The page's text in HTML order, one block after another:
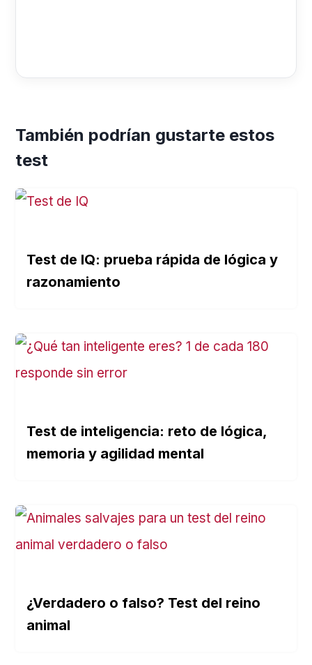
También podrían gustarte estos
test
Test de IQ: prueba rápida de lógica y
razonamiento
Test de inteligencia: reto de lógica,
memoria y agilidad mental
¿Verdadero o falso? Test del reino
animal